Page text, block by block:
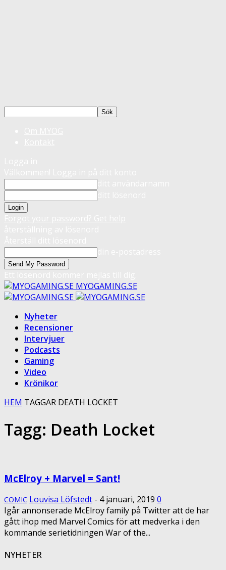
MYOGAMING.SE
Nyheter
Recensioner
Intervjuer
Podcasts
Gaming
Video
Krönikor
HEM TAGGAR DEATH LOCKET
Tagg: Death Locket
McElroy + Marvel = Sant!
COMIC Louvisa Löfstedt - 4 januari, 2019 0
Igår annonserade McElroy family på Twitter att de har
gått ihop med Marvel Comics för att medverka i den
kommande serietidningen War of the...
NYHETER